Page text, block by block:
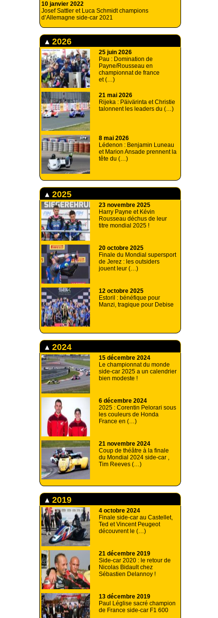
10 janvier 2022
Josef Sattler et Luca Schmidt champions
d’Allemagne side-car 2021
2026
25 juin 2026
Pau : Domination de
Payne/Rousseau en
championnat de france
et (…)
21 mai 2026
Rijeka : Päivärinta et Christie
talonnent les leaders du (…)
8 mai 2026
Lédenon : Benjamin Luneau
et Marion Ansade prennent la
tête du (…)
2025
23 novembre 2025
Harry Payne et Kévin
Rousseau déchus de leur
titre mondial 2025 !
20 octobre 2025
Finale du Mondial supersport
de Jerez : les outsiders
jouent leur (…)
12 octobre 2025
Estoril : bénéfique pour
Manzi, tragique pour Debise
2024
15 décembre 2024
Le championnat du monde
side-car 2025 a un calendrier
bien modeste !
6 décembre 2024
2025 : Corentin Pelorari sous
les couleurs de Honda
France en (…)
21 novembre 2024
Coup de théâtre à la finale
du Mondial 2024 side-car ,
Tim Reeves (…)
2019
4 octobre 2024
Finale side-car au Castellet,
Ted et Vincent Peugeot
découvrent le (…)
21 décembre 2019
Side-car 2020 : le retour de
Nicolas Bidault chez
Sébastien Delannoy !
13 décembre 2019
Paul Léglise sacré champion
de France side-car F1 600